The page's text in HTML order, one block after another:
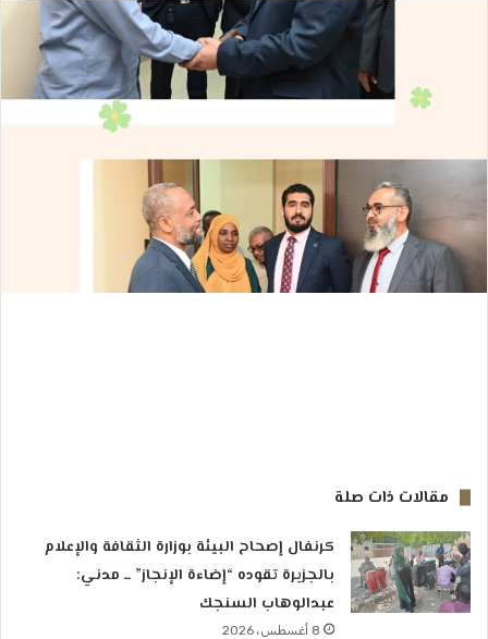
مقالات ذات صلة
كرنفال إصحاح البيئة بوزارة الثقافة والإعلام
بالجزيرة تقوده “إضاءة الإنجاز” ــ مدني:
عبدالوهاب السنجك
8 أغسطس، 2026